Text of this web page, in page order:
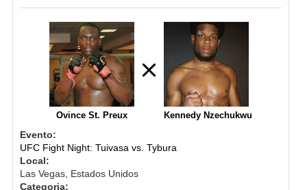
Ovince St. Preux Kennedy Nzechukwu
Evento:
UFC Fight Night: Tuivasa vs. Tybura
Local:
Las Vegas, Estados Unidos
Categoria: